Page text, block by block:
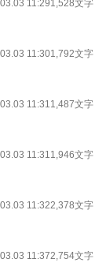
11:291,528文字
11:301,792文字
11:311,487文字
11:311,946文字
11:322,378文字
11:372,754文字